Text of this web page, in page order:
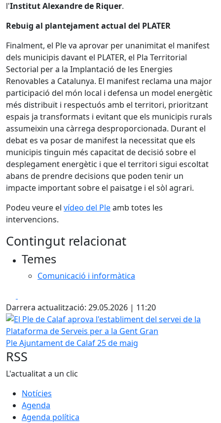
l'Institut Alexandre de Riquer.
Rebuig al plantejament actual del PLATER
Finalment, el Ple va aprovar per unanimitat el manifest
dels municipis davant el PLATER, el Pla Territorial
Sectorial per a la Implantació de les Energies
Renovables a Catalunya. El manifest reclama una major
participació del món local i defensa un model energètic
més distribuït i respectuós amb el territori, prioritzant
espais ja transformats i evitant que els municipis rurals
assumeixin una càrrega desproporcionada. Durant el
debat es va posar de manifest la necessitat que els
municipis tinguin més capacitat de decisió sobre el
desplegament energètic i que el territori sigui escoltat
abans de prendre decisions que poden tenir un
impacte important sobre el paisatge i el sòl agrari.
Podeu veure el vídeo del Pleamb totes les
intervencions.
Contingut relacionat
Temes
Comunicació i informàtica
Darrera actualització: 29.05.2026 | 11:20
El Ple de Calaf aprova l'establiment del servei de la
Ple Ajuntament de Calaf 25 de maig
RSS
L'actualitat a un clic
Notícies
Agenda
Agenda política